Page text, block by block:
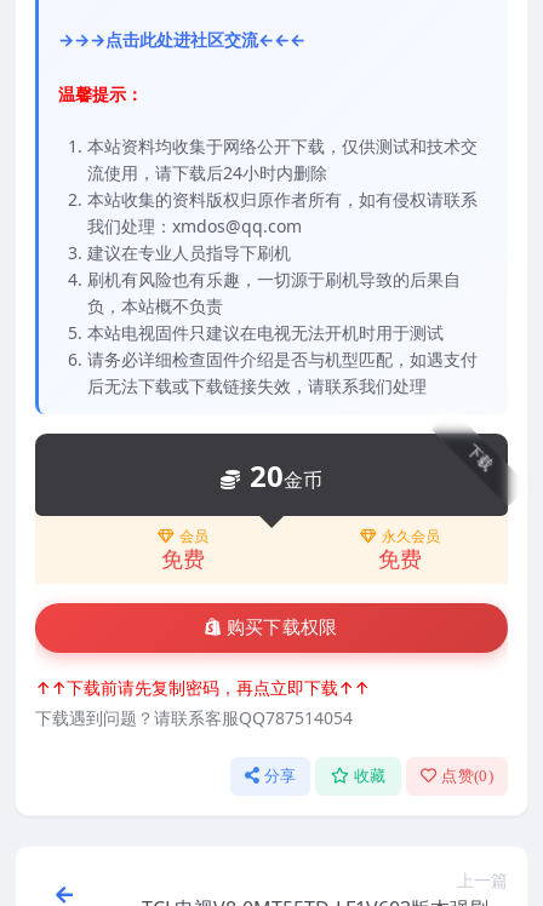
→→→点击此处进社区交流←←←
温馨提示：
本站资料均收集于网络公开下载，仅供测试和技术交
流使用，请下载后24小时内删除
本站收集的资料版权归原作者所有，如有侵权请联系
我们处理：xmdos@qq.com
建议在专业人员指导下刷机
刷机有风险也有乐趣，一切源于刷机导致的后果自
负，本站概不负责
本站电视固件只建议在电视无法开机时用于测试
请务必详细检查固件介绍是否与机型匹配，如遇支付
后无法下载或下载链接失效，请联系我们处理
下载
20金币
会员
免费
永久会员
免费
购买下载权限
↑↑下载前请先复制密码，再点立即下载↑↑
下载遇到问题？请联系客服QQ787514054
分享 收藏 点赞(0)
上一篇